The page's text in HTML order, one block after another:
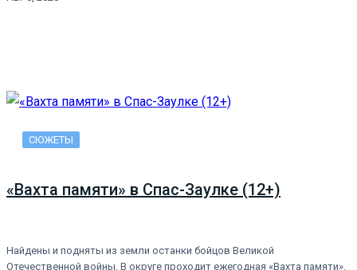
СЮЖЕТЫ
«Вахта памяти» в Спас-Заулке (12+)
Найдены и подняты из земли останки бойцов Великой
Отечественной войны. В округе проходит ежегодная «Вахта памяти».